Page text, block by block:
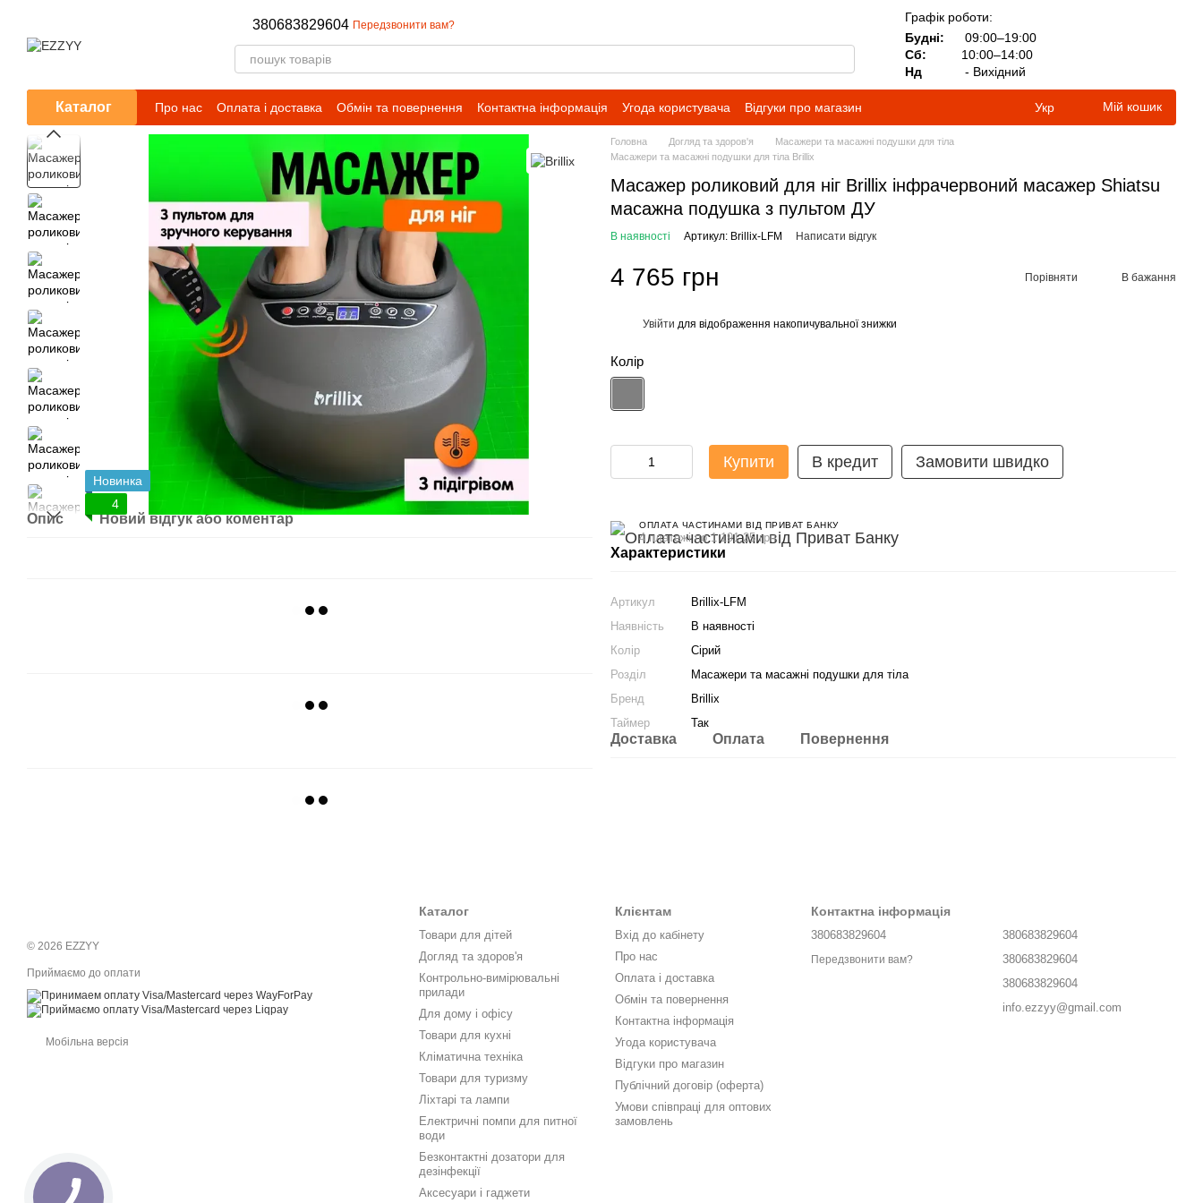
380683829604 Передзвонити вам?
Графік роботи:
Будні:
09:00–19:00
Сб:
10:00–14:00
Нд
- Вихідний
Каталог Про нас Оплата і доставка Обмін та повернення Контактна інформація Угода користувача
Відгуки про магазин
Публічний договір (оферта)
Умови співпраці для оптових замовлень
Укр Мій кошик
Новинка
4
Опис Новий відгук або коментар
Головна Догляд та здоров'я
Масажери та масажні подушки для тіла
Масажери та масажні подушки для тіла Brillix
Масажер роликовий для ніг Brillix інфрачервоний масажер Shiatsu
масажна подушка з пультом ДУ
В наявності Артикул: Brillix-LFM Написати відгук
4 765 грн Порівняти В бажання
Увійти для відображення накопичувальної знижки
Колір
Купити В кредит Замовити швидко
ОПЛАТА ЧАСТИНАМИ ВІД ПРИВАТ БАНКУ
4 платежі по 1 191.25 грн
Характеристики
Артикул
Brillix-LFM
Наявність
В наявності
Колір
Сірий
Розділ
Масажери та масажні подушки для тіла
Бренд
Brillix
Таймер
Так
Доставка Оплата Повернення
© 2026 EZZYY
Приймаємо до оплати
Мобільна версія
Каталог
Товари для дітей
Догляд та здоров'я
Контрольно-вимірювальні
прилади
Для дому і офісу
Товари для кухні
Кліматична техніка
Товари для туризму
Ліхтарі та лампи
Електричні помпи для питної
води
Безконтактні дозатори для
дезінфекції
Аксесуари і гаджети
Клієнтам
Вхід до кабінету
Про нас
Оплата і доставка
Обмін та повернення
Контактна інформація
Угода користувача
Відгуки про магазин
Публічний договір (оферта)
Умови співпраці для оптових
замовлень
Контактна інформація
380683829604
Передзвонити вам?
380683829604
380683829604
380683829604
info.ezzyy@gmail.com